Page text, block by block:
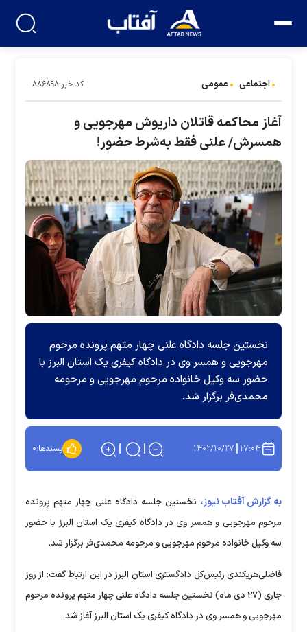
اجتماعی عمومی کد خبر:۸۸۶۸۹۸
آغاز محاکمه قاتلان داریوش مهرجویی و
همسرش/ علنی فقط به‌شرط حضور!
نخستین جلسه دادگاه علنی چهار متهم پرونده مرحوم
مهرجویی و همسر وی در دادگاه کیفری یک استان البرز با
حضور سه وکیل خانواده مرحوم مهرجویی و مرحومه
محمدی‌فر برگزار شد.
۱۷:۰۴ ۱۴۰۲/۱۰/۲۷ پسندها:۰
به گزارش آفتاب نیوز، نخستین جلسه دادگاه علنی چهار متهم پرونده
مرحوم مهرجویی و همسر وی در دادگاه کیفری یک استان البرز با حضور
سه وکیل خانواده مرحوم مهرجویی و مرحومه محمدی‌فر برگزار شد.
فاضلی‌هریکندی رئیس‌کل دادگستری استان البرز در این ارتباط گفت: از روز
جاری (۲۷ دی ماه) نخستین جلسه دادگاه علنی چهار متهم پرونده مرحوم
مهرجویی و همسر وی در دادگاه کیفری یک استان البرز آغاز شد.